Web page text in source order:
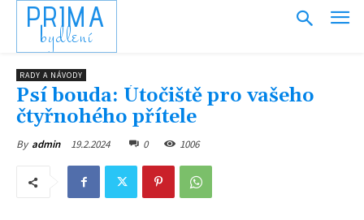
PRIMA
bydlení
RADY A NÁVODY
Psí bouda: Útočiště pro vašeho
čtyřnohého přítele
By admin 19.2.2024 0 1006